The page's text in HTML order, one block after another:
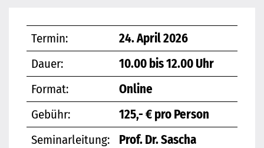
Termin:
24. April 2026
Dauer:
10.00 bis 12.00 Uhr
Format:
Online
Gebühr:
125,- € pro Person
Seminarleitung:
Prof. Dr. Sascha